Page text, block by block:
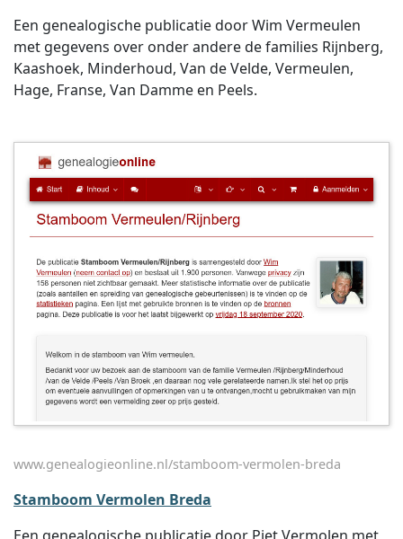
Een genealogische publicatie door Wim Vermeulen
met gegevens over onder andere de families Rijnberg,
Kaashoek, Minderhoud, Van de Velde, Vermeulen,
Hage, Franse, Van Damme en Peels.
www.genealogieonline.nl/stamboom-vermolen-breda
Stamboom Vermolen Breda